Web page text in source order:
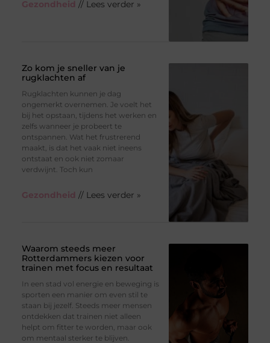
Gezondheid // Lees verder »
Zo kom je sneller van je
rugklachten af
Rugklachten kunnen je dag
ongemerkt overnemen. Je voelt het
bij het opstaan, tijdens het werken en
zelfs wanneer je probeert te
ontspannen. Wat het frustrerend
maakt, is dat het vaak niet ineens
ontstaat en ook niet zomaar
verdwijnt. Toch kun
Gezondheid // Lees verder »
Waarom steeds meer
Rotterdammers kiezen voor
trainen met focus en resultaat
In een stad vol energie en beweging is
sporten een manier om even stil te
staan bij jezelf. Steeds meer mensen
ontdekken dat trainen niet alleen
helpt om fitter te worden, maar ook
om mentaal sterker te blijven.